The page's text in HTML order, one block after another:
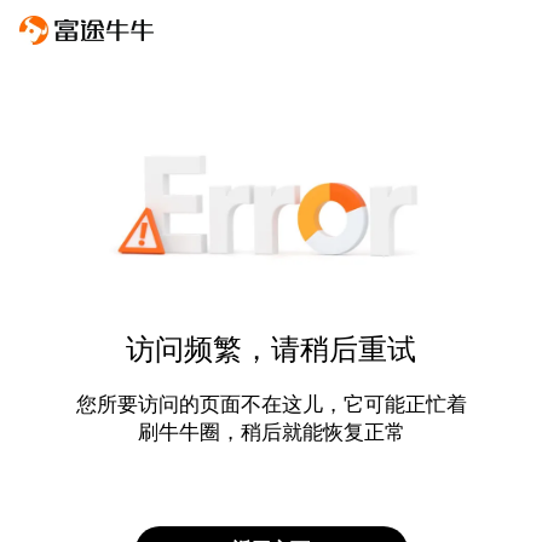
访问频繁，请稍后重试
您所要访问的页面不在这儿，它可能正忙着
刷牛牛圈，稍后就能恢复正常